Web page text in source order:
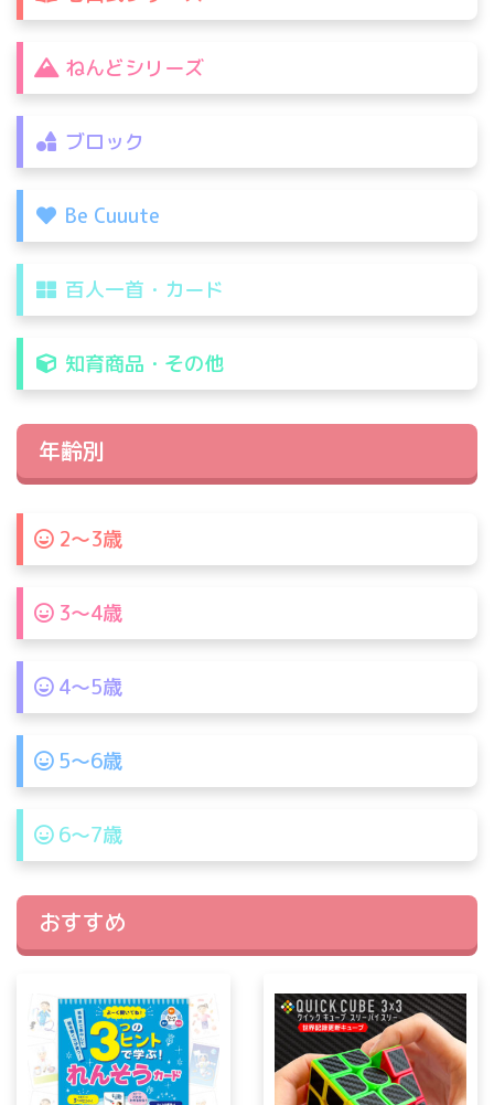
ねんどシリーズ
ブロック
Be Cuuute
百人一首・カード
知育商品・その他
年齢別
2〜3歳
3〜4歳
4〜5歳
5〜6歳
6〜7歳
おすすめ